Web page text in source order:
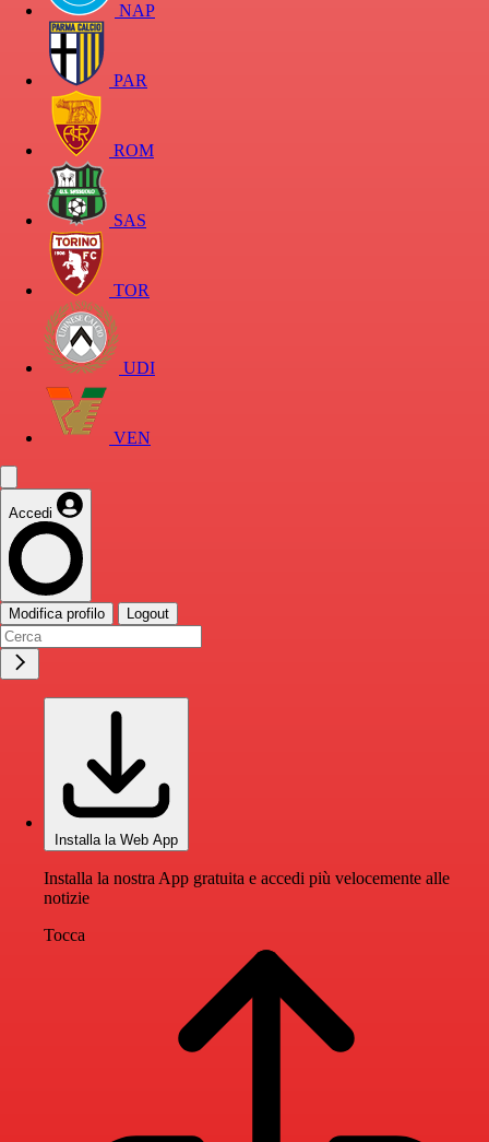
NAP
PAR
ROM
SAS
TOR
UDI
VEN
Accedi
Modifica profilo Logout
Installa la Web App
Installa la nostra App gratuita e accedi più velocemente alle
notizie
Tocca